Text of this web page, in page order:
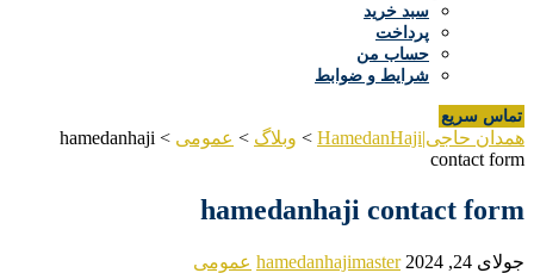
سبد خرید
پرداخت
حساب من
شرایط و ضوابط
تماس سریع
همدان حاجی|HamedanHaji > وبلاگ > عمومی >
hamedanhaji
contact form
hamedanhaji contact form
جولای 24, 2024 hamedanhajimaster عمومی